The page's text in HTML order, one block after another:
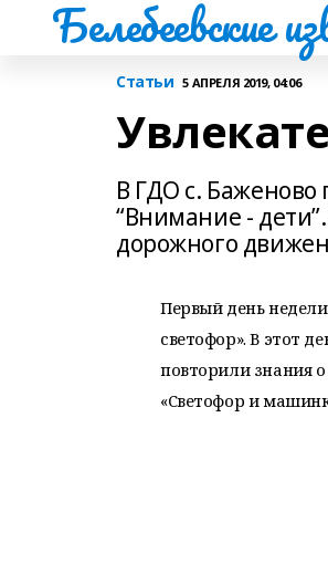
Белебеевские
Статьи 5 АПРЕЛЯ 2019, 04:06
В ГДО с. Баженово
“Внимание -
дорожного
Первый день
светофор». В этот
повторили знания
«Светофор и